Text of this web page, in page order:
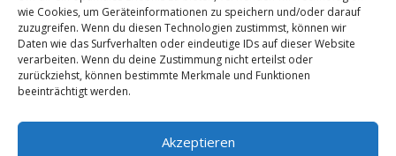
wie Cookies, um Geräteinformationen zu speichern und/oder darauf
zuzugreifen. Wenn du diesen Technologien zustimmst, können wir
Daten wie das Surfverhalten oder eindeutige IDs auf dieser Website
verarbeiten. Wenn du deine Zustimmung nicht erteilst oder
zurückziehst, können bestimmte Merkmale und Funktionen
beeinträchtigt werden.
Akzeptieren
Pretzsch Elbe (10.58 km)
Jessen Elster (10.78 km)
Rehsen (10.92 km)
Uthausen
Priesitz (11.87 km)